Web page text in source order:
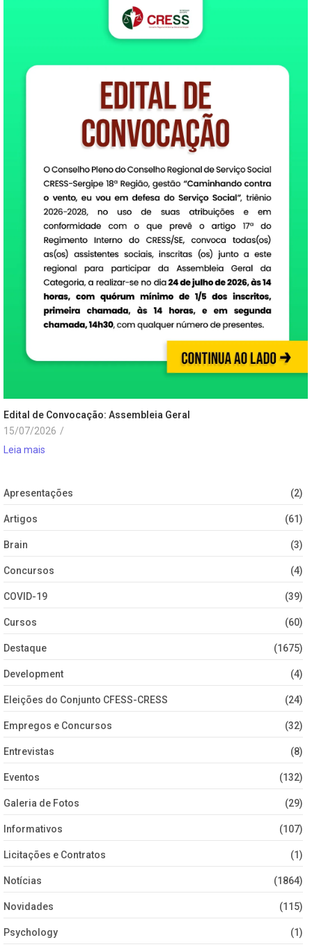
Edital de Convocação: Assembleia Geral
15/07/2026 /
Leia mais
Apresentações (2)
Artigos (61)
Brain (3)
Concursos (4)
COVID-19 (39)
Cursos (60)
Destaque (1675)
Development (4)
Eleições do Conjunto CFESS-CRESS (24)
Empregos e Concursos (32)
Entrevistas (8)
Eventos (132)
Galeria de Fotos (29)
Informativos (107)
Licitações e Contratos (1)
Notícias (1864)
Novidades (115)
Psychology (1)